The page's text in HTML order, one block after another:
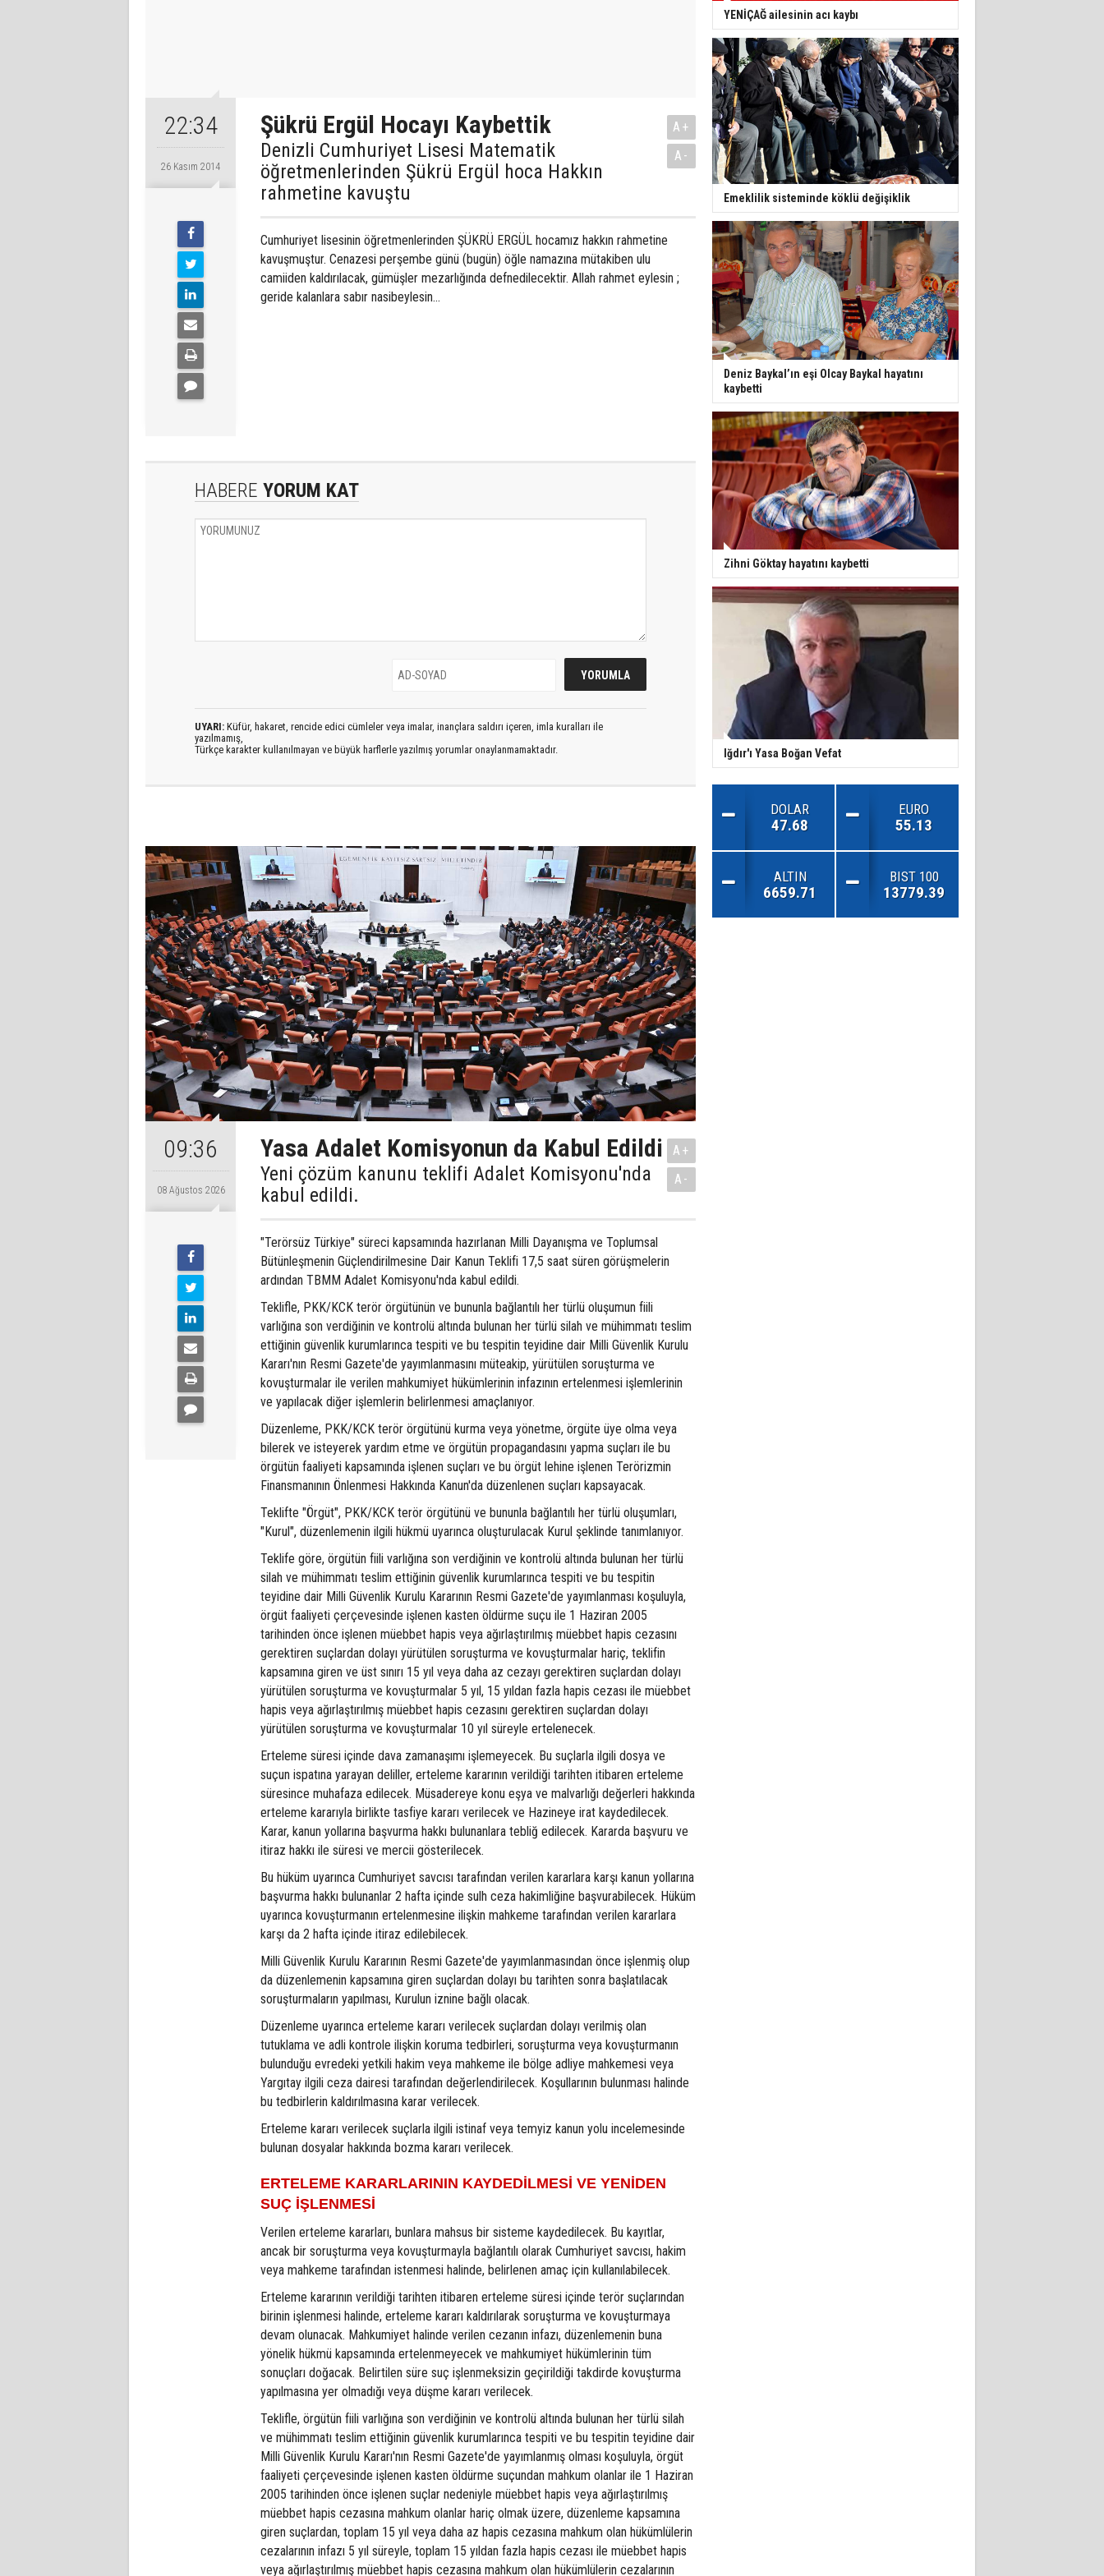
22:34
26 Kasım 2014
Şükrü Ergül Hocayı Kaybettik
Denizli Cumhuriyet Lisesi Matematik
öğretmenlerinden Şükrü Ergül hoca Hakkın
rahmetine kavuştu
A+
A-
Cumhuriyet lisesinin öğretmenlerinden ŞÜKRÜ ERGÜL hocamız hakkın rahmetine
kavuşmuştur. Cenazesi perşembe günü (bugün) öğle namazına mütakiben ulu
camiiden kaldırılacak, gümüşler mezarlığında defnedilecektir. Allah rahmet eylesin ;
geride kalanlara sabır nasibeylesin...
HABERE YORUM KAT
UYARI: Küfür, hakaret, rencide edici cümleler veya imalar, inançlara saldırı içeren, imla kuralları ile
yazılmamış,
Türkçe karakter kullanılmayan ve büyük harflerle yazılmış yorumlar onaylanmamaktadır.
09:36
08 Ağustos 2026
Yasa Adalet Komisyonun da Kabul Edildi
Yeni çözüm kanunu teklifi Adalet Komisyonu'nda
kabul edildi.
A+
A-
"Terörsüz Türkiye" süreci kapsamında hazırlanan Milli Dayanışma ve Toplumsal
Bütünleşmenin Güçlendirilmesine Dair Kanun Teklifi 17,5 saat süren görüşmelerin
ardından TBMM Adalet Komisyonu'nda kabul edildi.
Teklifle, PKK/KCK terör örgütünün ve bununla bağlantılı her türlü oluşumun fiili
varlığına son verdiğinin ve kontrolü altında bulunan her türlü silah ve mühimmatı teslim
ettiğinin güvenlik kurumlarınca tespiti ve bu tespitin teyidine dair Milli Güvenlik Kurulu
Kararı'nın Resmi Gazete'de yayımlanmasını müteakip, yürütülen soruşturma ve
kovuşturmalar ile verilen mahkumiyet hükümlerinin infazının ertelenmesi işlemlerinin
ve yapılacak diğer işlemlerin belirlenmesi amaçlanıyor.
Düzenleme, PKK/KCK terör örgütünü kurma veya yönetme, örgüte üye olma veya
bilerek ve isteyerek yardım etme ve örgütün propagandasını yapma suçları ile bu
örgütün faaliyeti kapsamında işlenen suçları ve bu örgüt lehine işlenen Terörizmin
Finansmanının Önlenmesi Hakkında Kanun'da düzenlenen suçları kapsayacak.
Teklifte "Örgüt", PKK/KCK terör örgütünü ve bununla bağlantılı her türlü oluşumları,
"Kurul", düzenlemenin ilgili hükmü uyarınca oluşturulacak Kurul şeklinde tanımlanıyor.
Teklife göre, örgütün fiili varlığına son verdiğinin ve kontrolü altında bulunan her türlü
silah ve mühimmatı teslim ettiğinin güvenlik kurumlarınca tespiti ve bu tespitin
teyidine dair Milli Güvenlik Kurulu Kararının Resmi Gazete'de yayımlanması koşuluyla,
örgüt faaliyeti çerçevesinde işlenen kasten öldürme suçu ile 1 Haziran 2005
tarihinden önce işlenen müebbet hapis veya ağırlaştırılmış müebbet hapis cezasını
gerektiren suçlardan dolayı yürütülen soruşturma ve kovuşturmalar hariç, teklifin
kapsamına giren ve üst sınırı 15 yıl veya daha az cezayı gerektiren suçlardan dolayı
yürütülen soruşturma ve kovuşturmalar 5 yıl, 15 yıldan fazla hapis cezası ile müebbet
hapis veya ağırlaştırılmış müebbet hapis cezasını gerektiren suçlardan dolayı
yürütülen soruşturma ve kovuşturmalar 10 yıl süreyle ertelenecek.
Erteleme süresi içinde dava zamanaşımı işlemeyecek. Bu suçlarla ilgili dosya ve
suçun ispatına yarayan deliller, erteleme kararının verildiği tarihten itibaren erteleme
süresince muhafaza edilecek. Müsadereye konu eşya ve malvarlığı değerleri hakkında
erteleme kararıyla birlikte tasfiye kararı verilecek ve Hazineye irat kaydedilecek.
Karar, kanun yollarına başvurma hakkı bulunanlara tebliğ edilecek. Kararda başvuru ve
itiraz hakkı ile süresi ve mercii gösterilecek.
Bu hüküm uyarınca Cumhuriyet savcısı tarafından verilen kararlara karşı kanun yollarına
başvurma hakkı bulunanlar 2 hafta içinde sulh ceza hakimliğine başvurabilecek. Hüküm
uyarınca kovuşturmanın ertelenmesine ilişkin mahkeme tarafından verilen kararlara
karşı da 2 hafta içinde itiraz edilebilecek.
Milli Güvenlik Kurulu Kararının Resmi Gazete'de yayımlanmasından önce işlenmiş olup
da düzenlemenin kapsamına giren suçlardan dolayı bu tarihten sonra başlatılacak
soruşturmaların yapılması, Kurulun iznine bağlı olacak.
Düzenleme uyarınca erteleme kararı verilecek suçlardan dolayı verilmiş olan
tutuklama ve adli kontrole ilişkin koruma tedbirleri, soruşturma veya kovuşturmanın
bulunduğu evredeki yetkili hakim veya mahkeme ile bölge adliye mahkemesi veya
Yargıtay ilgili ceza dairesi tarafından değerlendirilecek. Koşullarının bulunması halinde
bu tedbirlerin kaldırılmasına karar verilecek.
Erteleme kararı verilecek suçlarla ilgili istinaf veya temyiz kanun yolu incelemesinde
bulunan dosyalar hakkında bozma kararı verilecek.
ERTELEME KARARLARININ KAYDEDİLMESİ VE YENİDEN
SUÇ İŞLENMESİ
Verilen erteleme kararları, bunlara mahsus bir sisteme kaydedilecek. Bu kayıtlar,
ancak bir soruşturma veya kovuşturmayla bağlantılı olarak Cumhuriyet savcısı, hakim
veya mahkeme tarafından istenmesi halinde, belirlenen amaç için kullanılabilecek.
Erteleme kararının verildiği tarihten itibaren erteleme süresi içinde terör suçlarından
birinin işlenmesi halinde, erteleme kararı kaldırılarak soruşturma ve kovuşturmaya
devam olunacak. Mahkumiyet halinde verilen cezanın infazı, düzenlemenin buna
yönelik hükmü kapsamında ertelenmeyecek ve mahkumiyet hükümlerinin tüm
sonuçları doğacak. Belirtilen süre suç işlenmeksizin geçirildiği takdirde kovuşturma
yapılmasına yer olmadığı veya düşme kararı verilecek.
Teklifle, örgütün fiili varlığına son verdiğinin ve kontrolü altında bulunan her türlü silah
ve mühimmatı teslim ettiğinin güvenlik kurumlarınca tespiti ve bu tespitin teyidine dair
Milli Güvenlik Kurulu Kararı'nın Resmi Gazete'de yayımlanmış olması koşuluyla, örgüt
faaliyeti çerçevesinde işlenen kasten öldürme suçundan mahkum olanlar ile 1 Haziran
2005 tarihinden önce işlenen suçlar nedeniyle müebbet hapis veya ağırlaştırılmış
müebbet hapis cezasına mahkum olanlar hariç olmak üzere, düzenleme kapsamına
giren suçlardan, toplam 15 yıl veya daha az hapis cezasına mahkum olan hükümlülerin
cezalarının infazı 5 yıl süreyle, toplam 15 yıldan fazla hapis cezası ile müebbet hapis
veya ağırlaştırılmış müebbet hapis cezasına mahkum olan hükümlülerin cezalarının
YENİÇAĞ ailesinin acı kaybı
Emeklilik sisteminde köklü değişiklik
Deniz Baykal’ın eşi Olcay Baykal hayatını
kaybetti
Zihni Göktay hayatını kaybetti
Iğdır'ı Yasa Boğan Vefat
DOLAR
47.68
EURO
55.13
ALTIN
6659.71
BIST 100
13779.39